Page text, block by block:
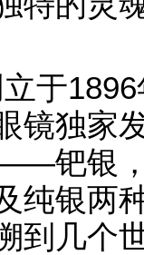
1896
镜独家
钯银
纯银两
到几个